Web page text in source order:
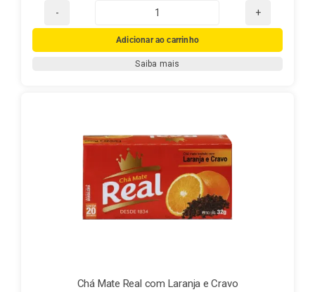
Chá
Mate
Real
Adicionar ao carrinho
Saiba mais
Chá Mate Real com Laranja e Cravo